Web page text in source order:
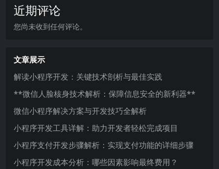
近期评论
您尚未收到任何评论。
文章展示
解读小程序开发：关键技术剖析与最佳实践
**微信人脸核身技术解析：保障信息安全的新利器**
微信小程序解决方案与开发技巧全解析
小程序开发工具详解：助力开发者轻松完成项目
小程序支付开发步骤解析：实现支付功能的详细步骤
小程序开发成本分析：哪些因素影响最终费用？